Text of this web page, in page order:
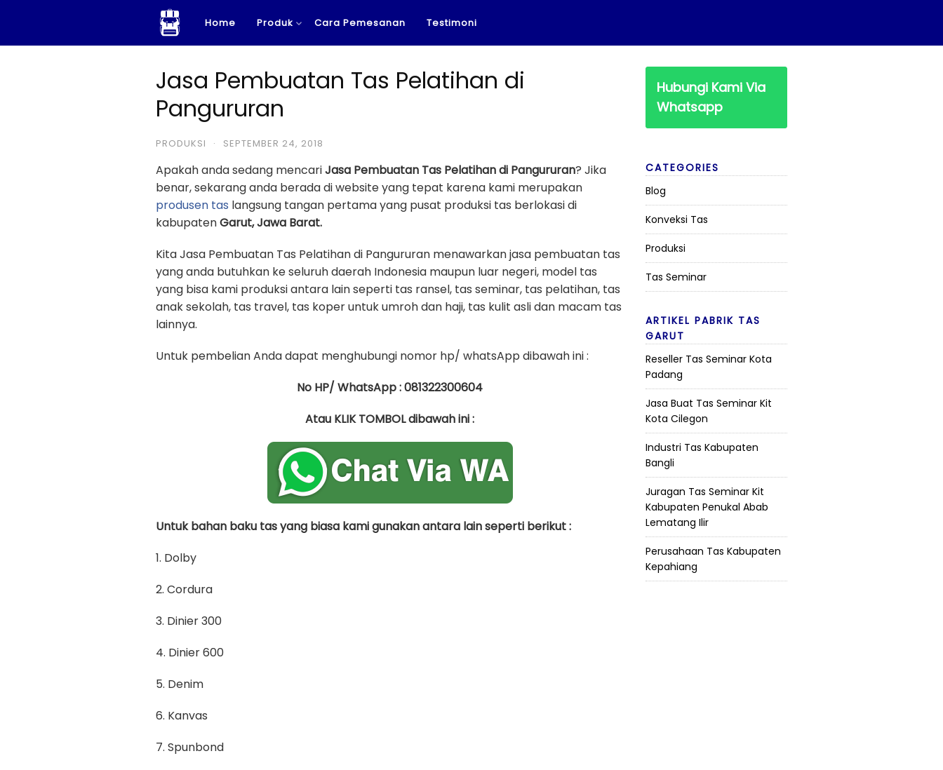
content
Home Produk Cara Pemesanan Testimoni
Jasa Pembuatan Tas Pelatihan di
Pangururan
PRODUKSI · SEPTEMBER 24, 2018
Apakah anda sedang mencariJasa Pembuatan Tas Pelatihan di Pangururan? Jika
benar, sekarang anda berada di website yang tepat karena kami merupakan
produsen tas langsung tangan pertama yang pusat produksi tas berlokasi di
kabupatenGarut, Jawa Barat.
Kita Jasa Pembuatan Tas Pelatihan di Pangururan menawarkan jasa pembuatan tas
yang anda butuhkan ke seluruh daerah Indonesia maupun luar negeri, model tas
yang bisa kami produksi antara lain seperti tas ransel, tas seminar, tas pelatihan, tas
anak sekolah, tas travel, tas koper untuk umroh dan haji, tas kulit asli dan macam tas
lainnya.
Untuk pembelian Anda dapat menghubungi nomor hp/ whatsApp dibawah ini :
No HP/ WhatsApp : 081322300604
Atau KLIK TOMBOL dibawah ini :
Untuk bahan baku tas yang biasa kami gunakan antara lain seperti berikut :
1. Dolby
2. Cordura
3. Dinier 300
4. Dinier 600
5. Denim
6. Kanvas
7. Spunbond
Hubungi Kami Via
Whatsapp
CATEGORIES
Blog
Konveksi Tas
Produksi
Tas Seminar
ARTIKEL PABRIK TAS
GARUT
Reseller Tas Seminar Kota
Padang
Jasa Buat Tas Seminar Kit
Kota Cilegon
Industri Tas Kabupaten
Bangli
Juragan Tas Seminar Kit
Kabupaten Penukal Abab
Lematang Ilir
Perusahaan Tas Kabupaten
Kepahiang